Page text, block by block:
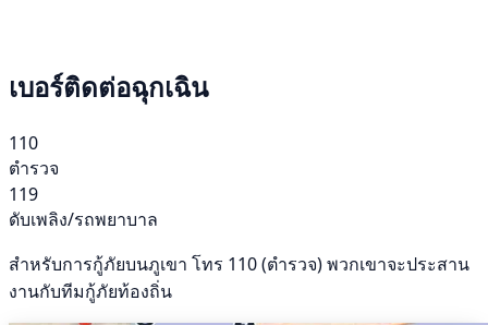
เบอร์ติดต่อฉุกเฉิน
110
ตำรวจ
119
ดับเพลิง/รถพยาบาล
สำหรับการกู้ภัยบนภูเขา โทร 110 (ตำรวจ) พวกเขาจะประสาน
งานกับทีมกู้ภัยท้องถิ่น